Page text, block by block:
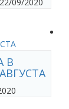
В